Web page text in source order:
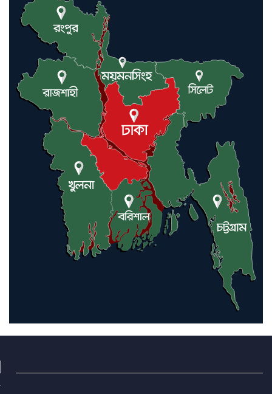
হিসাবরক্ষক আবজালুল হকের
মৃত্যুতে,এলাকায় শোকের ছায়া
ভোলাগঞ্জ স্থলবন্দরে এলসি আটকে
হয়রানির অভিযোগ, বিএনপির সাবেক
সভাপতির
কমলগঞ্জে ডোবা থেকে অজ্ঞাত ব্যক্তির
গলিত মরদেহ উদ্ধার